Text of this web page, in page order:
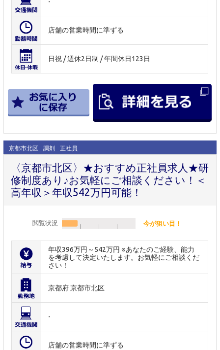
-
店舗の営業時間に準ずる
日祝 / 週休2日制 / 年間休日123日
京都市北区 調剤 正社員
〈京都市北区〉★おすすめ正社員求人★研
修制度あり♪お気軽にご相談ください！＜
高年収＞年収542万円可能！
閲覧状況 今が狙い目！
年収396万円～542万円 ※あなたのご経験、能力
を考慮して決定いたします。お気軽にご相談くだ
さい！
京都府 京都市北区
-
店舗の営業時間に準ずる